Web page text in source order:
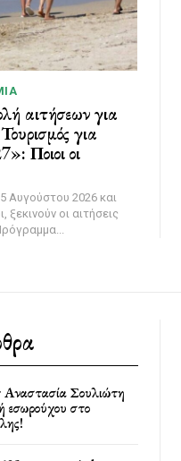
αιτήσεων για
για
Ποιοι οι
Αυγούστου 2026 και
οι αιτήσεις
Σουλιώτη
εσωρούχου στο